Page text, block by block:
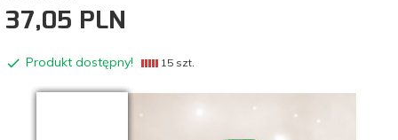
37,05 PLN
Produkt dostępny! 15 szt.